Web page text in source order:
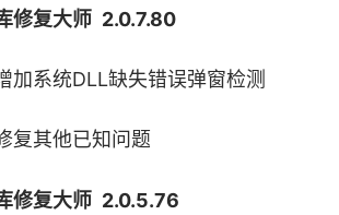
复大师 2.0.7.80
系统DLL缺失错误弹窗检测
其他已知问题
复大师 2.0.5.76